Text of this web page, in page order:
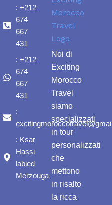
Noi di
Exciting
Morocco
Travel
siamo
specializzati
in tour
personalizzati
che
mettono
in risalto
la ricca
: +212
674
667
431
: +212
674
667
431
:
: Ksar
Hassi
labied
Merzouga